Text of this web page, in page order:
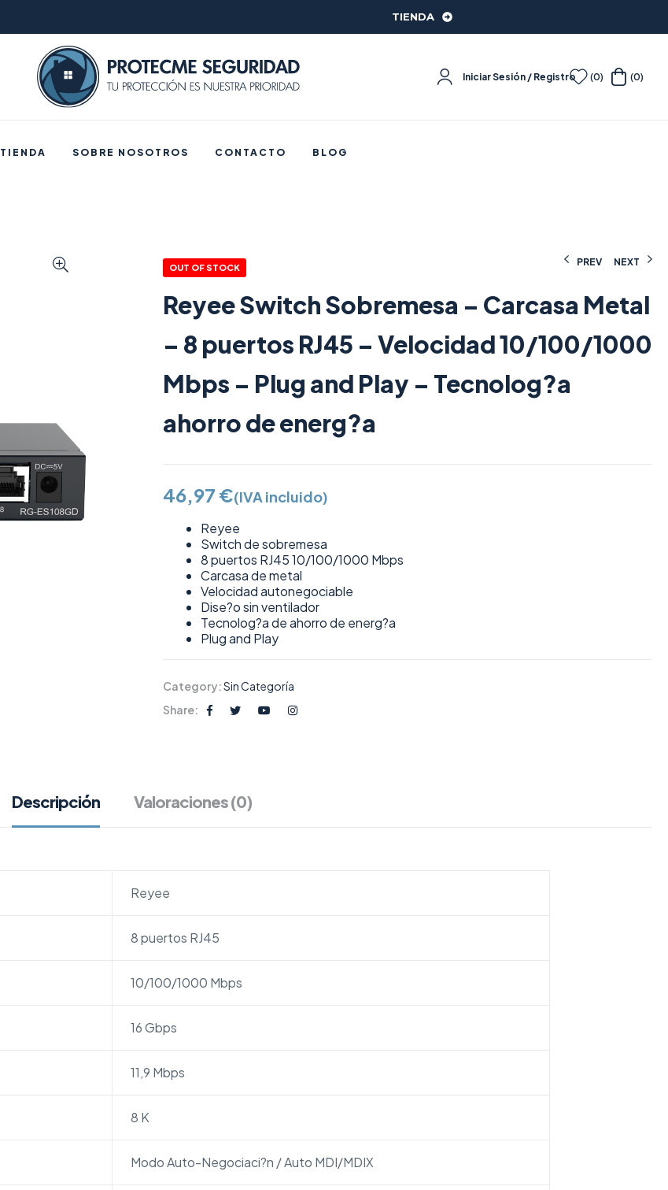
TIENDA
Iniciar Sesión / Registro (0) (0)
TIENDA SOBRE NOSOTROS CONTACTO BLOG
PREV NEXT
OUT OF STOCK
Reyee Switch Sobremesa – Carcasa Metal
– 8 puertos RJ45 – Velocidad 10/100/1000
Mbps – Plug and Play – Tecnolog?a
ahorro de energ?a
46,97 €(IVA incluido)
Reyee
Switch de sobremesa
8 puertos RJ45 10/100/1000 Mbps
Carcasa de metal
Velocidad autonegociable
Dise?o sin ventilador
Tecnolog?a de ahorro de energ?a
Plug and Play
Category:Sin Categoría
Share:
Descripción Valoraciones (0)
Reyee
8 puertos RJ45
10/100/1000 Mbps
16 Gbps
11,9 Mbps
8 K
Modo Auto-Negociaci?n / Auto MDI/MDIX